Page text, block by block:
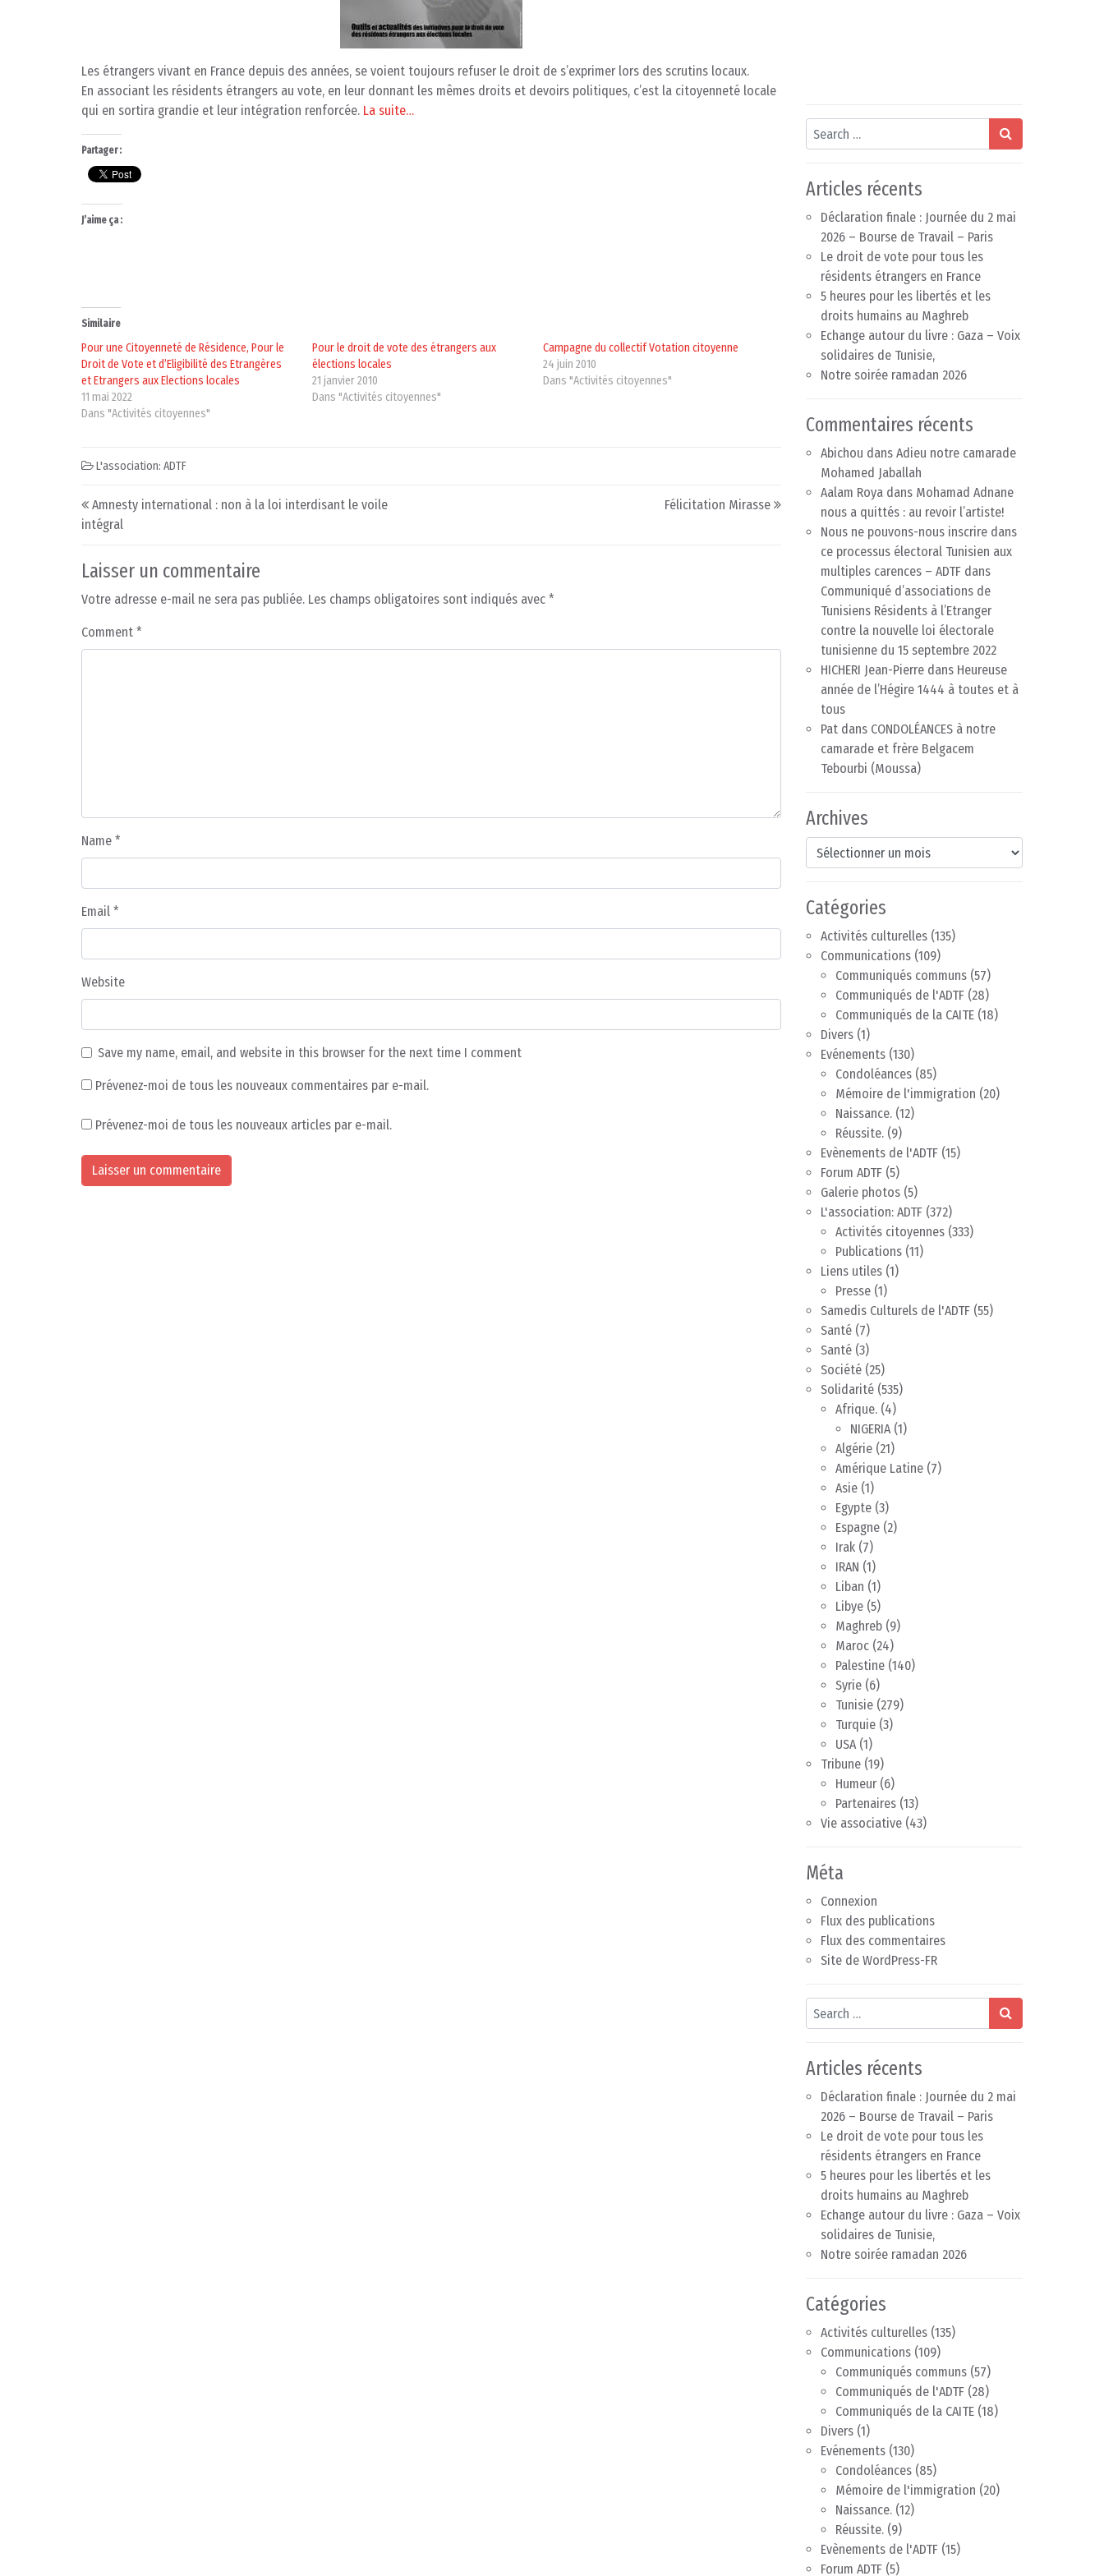
Les étrangers vivant en France depuis des années, se voient toujours refuser le droit de s’exprimer lors des scrutins locaux.
En associant les résidents étrangers au vote, en leur donnant les mêmes droits et devoirs politiques, c’est la citoyenneté locale
qui en sortira grandie et leur intégration renforcée. La suite…
Partager :
J’aime ça :
Similaire
Pour une Citoyenneté de Résidence, Pour le
Droit de Vote et d’Eligibilité des Etrangères
et Etrangers aux Elections locales
11 mai 2022
Dans "Activités citoyennes"
Pour le droit de vote des étrangers aux
élections locales
21 janvier 2010
Dans "Activités citoyennes"
Campagne du collectif Votation citoyenne
24 juin 2010
Dans "Activités citoyennes"
L'association: ADTF
Post navigation
Amnesty international : non à la loi interdisant le voile
intégral
Félicitation Mirasse
Laisser un commentaire
Votre adresse e-mail ne sera pas publiée. Les champs obligatoires sont indiqués avec *
Comment *
Name *
Email *
Website
Save my name, email, and website in this browser for the next time I comment
Prévenez-moi de tous les nouveaux commentaires par e-mail.
Prévenez-moi de tous les nouveaux articles par e-mail.
Search
Articles récents
Déclaration finale : Journée du 2 mai
2026 – Bourse de Travail – Paris
Le droit de vote pour tous les
résidents étrangers en France
5 heures pour les libertés et les
droits humains au Maghreb
Echange autour du livre : Gaza – Voix
solidaires de Tunisie,
Notre soirée ramadan 2026
Commentaires récents
Abichou dans Adieu notre camarade
Mohamed Jaballah
Aalam Roya dans Mohamad Adnane
nous a quittés : au revoir l’artiste!
Nous ne pouvons-nous inscrire dans
ce processus électoral Tunisien aux
multiples carences – ADTF dans
Communiqué d’associations de
Tunisiens Résidents à l’Etranger
contre la nouvelle loi électorale
tunisienne du 15 septembre 2022
HICHERI Jean-Pierre dans Heureuse
année de l’Hégire 1444 à toutes et à
tous
Pat dans CONDOLÉANCES à notre
camarade et frère Belgacem
Tebourbi (Moussa)
Archives
Archives
Catégories
Activités culturelles (135)
Communications (109)
Communiqués communs (57)
Communiqués de l'ADTF (28)
Communiqués de la CAITE (18)
Divers (1)
Evénements (130)
Condoléances (85)
Mémoire de l'immigration (20)
Naissance. (12)
Réussite. (9)
Evènements de l'ADTF (15)
Forum ADTF (5)
Galerie photos (5)
L'association: ADTF (372)
Activités citoyennes (333)
Publications (11)
Liens utiles (1)
Presse (1)
Samedis Culturels de l'ADTF (55)
Santé (7)
Santé (3)
Société (25)
Solidarité (535)
Afrique. (4)
NIGERIA(1)
Algérie (21)
Amérique Latine (7)
Asie (1)
Egypte (3)
Espagne (2)
Irak (7)
IRAN (1)
Liban (1)
Libye (5)
Maghreb (9)
Maroc (24)
Palestine (140)
Syrie (6)
Tunisie (279)
Turquie (3)
USA(1)
Tribune (19)
Humeur (6)
Partenaires (13)
Vie associative (43)
Méta
Connexion
Flux des publications
Flux des commentaires
Site de WordPress-FR
Search
Articles récents
Déclaration finale : Journée du 2 mai
2026 – Bourse de Travail – Paris
Le droit de vote pour tous les
résidents étrangers en France
5 heures pour les libertés et les
droits humains au Maghreb
Echange autour du livre : Gaza – Voix
solidaires de Tunisie,
Notre soirée ramadan 2026
Catégories
Activités culturelles (135)
Communications (109)
Communiqués communs (57)
Communiqués de l'ADTF (28)
Communiqués de la CAITE (18)
Divers (1)
Evénements (130)
Condoléances (85)
Mémoire de l'immigration (20)
Naissance. (12)
Réussite. (9)
Evènements de l'ADTF (15)
Forum ADTF (5)